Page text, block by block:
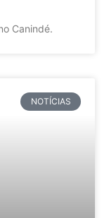
Canindé.
NOTÍCIAS